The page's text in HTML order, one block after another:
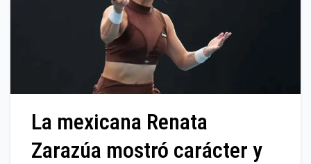
La mexicana Renata
Zarazúa mostró carácter y